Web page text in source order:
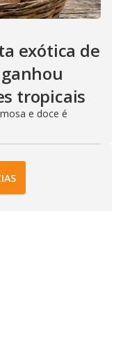
exótica de
tropicais
e doce é